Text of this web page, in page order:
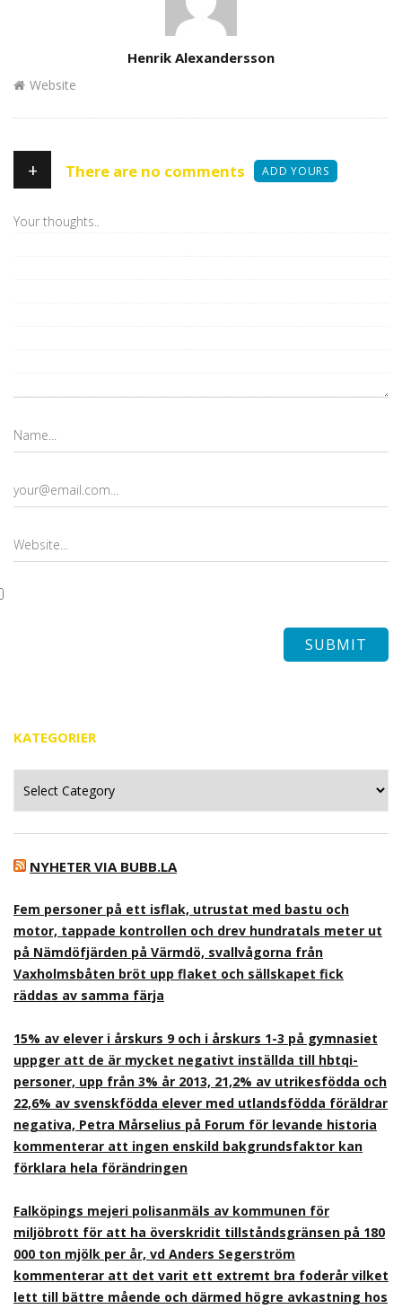
Henrik Alexandersson
Website
+ There are no comments ADD YOURS
KATEGORIER
NYHETER VIA BUBB.LA
Fem personer på ett isflak, utrustat med bastu och
motor, tappade kontrollen och drev hundratals meter ut
på Nämdöfjärden på Värmdö, svallvågorna från
Vaxholmsbåten bröt upp flaket och sällskapet fick
räddas av samma färja
15% av elever i årskurs 9 och i årskurs 1-3 på gymnasiet
uppger att de är mycket negativt inställda till hbtqi-
personer, upp från 3% år 2013, 21,2% av utrikesfödda och
22,6% av svenskfödda elever med utlandsfödda föräldrar
negativa, Petra Mårselius på Forum för levande historia
kommenterar att ingen enskild bakgrundsfaktor kan
förklara hela förändringen
Falköpings mejeri polisanmäls av kommunen för
miljöbrott för att ha överskridit tillståndsgränsen på 180
000 ton mjölk per år, vd Anders Segerström
kommenterar att det varit ett extremt bra foderår vilket
lett till bättre mående och därmed högre avkastning hos